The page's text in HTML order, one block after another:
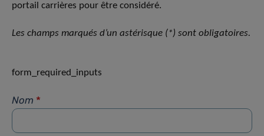
portail carrières pour être considéré.
Les champs marqués d’un astérisque (*) sont obligatoires.
form_required_inputs
Nom *